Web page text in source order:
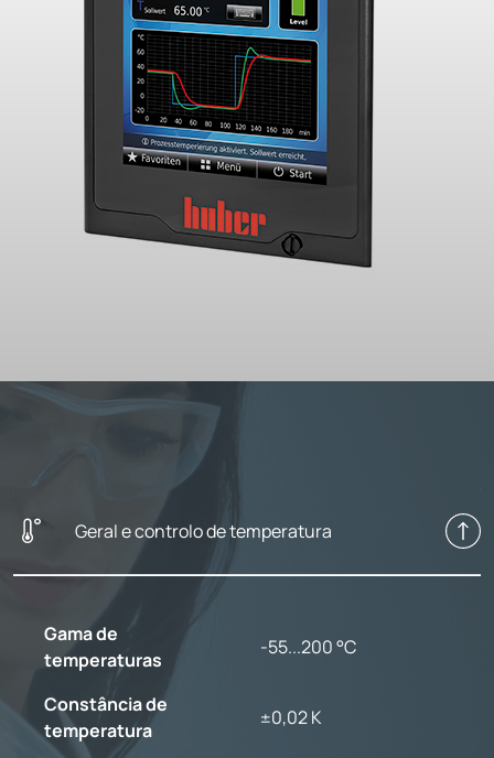
Geral e controlo de temperatura
Gama de
temperaturas
-55...200 °C
Constância de
temperatura
±0,02 K